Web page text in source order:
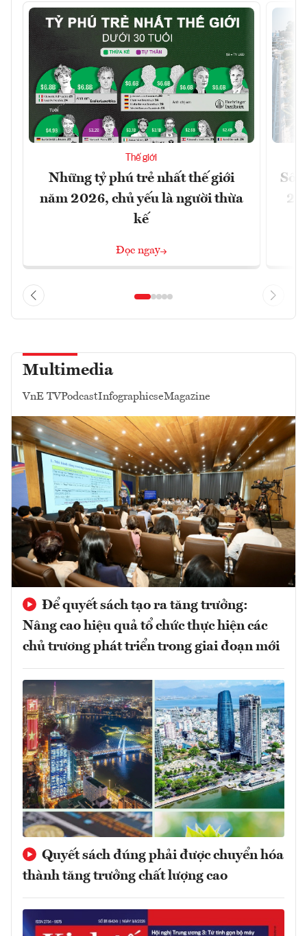
Thế giới
Những tỷ phú trẻ nhất thế giới
năm 2026, chủ yếu là người thừa
kế
Đọc ngay
Số
Multimedia
VnE TVPodcastInfographicseMagazine
Để quyết sách tạo ra tăng trưởng:
Nâng cao hiệu quả tổ chức thực hiện các
chủ trương phát triển trong giai đoạn mới
Quyết sách đúng phải được chuyển hóa
thành tăng trưởng chất lượng cao